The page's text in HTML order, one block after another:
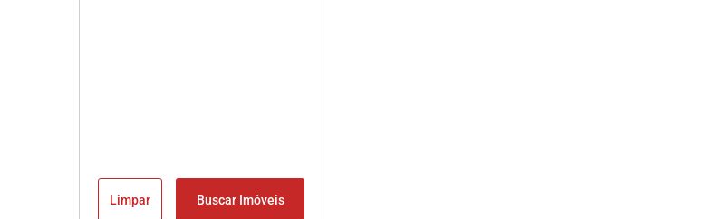
Limpar Buscar Imóveis